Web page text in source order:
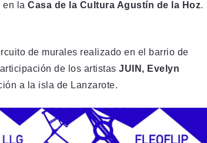
en la Casa de la Cultura Agustín de la Hoz.
de murales realizado en el barrio de
de los artistas JUIN, Evelyn
a la isla de Lanzarote.